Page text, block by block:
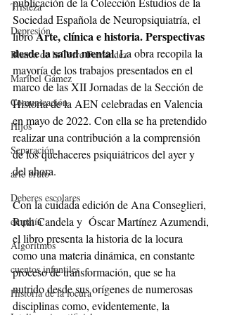
Tristeza
Depresión
Blanca de la Torre Fernández
Maribel Gámez
Comunicación
Hijos
Separación
arte bruto
Deberes escolares
empatía
Algoritmos
cuentos infantiles
Historia de la locura
Sociedad Española de Neuropsiquiatría, el
libro Arte, clínica e historia. Perspectivas
desde la salud mental. La obra recopila la
mayoría de los trabajos presentados en el
marco de las XII Jornadas de la Sección de
Historia de la AEN celebradas en Valencia
en mayo de 2022. Con ella se ha pretendido
realizar una contribución a la comprensión
de los quehaceres psiquiátricos del ayer y
del ahora.
Con la cuidada edición de Ana Conseglieri,
Ruth Candela y  Óscar Martínez Azumendi,
el libro presenta la historia de la locura
como una materia dinámica, en constante
proceso de transformación, que se ha
nutrido desde sus orígenes de numerosas
disciplinas como, evidentemente, la